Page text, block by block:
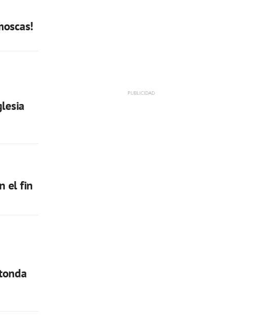
el fin